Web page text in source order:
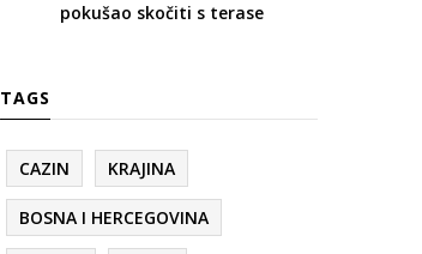
pokušao skočiti s terase
TAGS
CAZIN KRAJINA
BOSNA I HERCEGOVINA